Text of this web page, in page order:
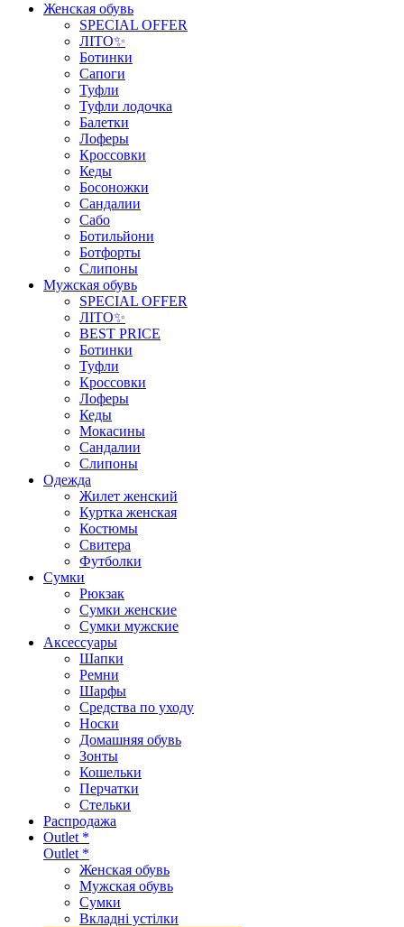
Женская обувь
SPECIAL OFFER
ЛІТО✨
Ботинки
Сапоги
Туфли
Туфли лодочка
Балетки
Лоферы
Кроссовки
Кеды
Босоножки
Сандалии
Сабо
Ботильйони
Ботфорты
Слипоны
Мужская обувь
SPECIAL OFFER
ЛІТО✨
BEST PRICE
Ботинки
Туфли
Кроссовки
Лоферы
Кеды
Мокасины
Сандалии
Слипоны
Одежда
Жилет женский
Куртка женская
Костюмы
Свитера
Футболки
Сумки
Рюкзак
Сумки женские
Сумки мужские
Аксеcсуары
Шапки
Ремни
Шарфы
Средства по уходу
Носки
Домашняя обувь
Зонты
Кошельки
Перчатки
Стельки
Распродажа
Outlet *
Outlet *
Женская обувь
Мужская обувь
Сумки
Вкладні устілки